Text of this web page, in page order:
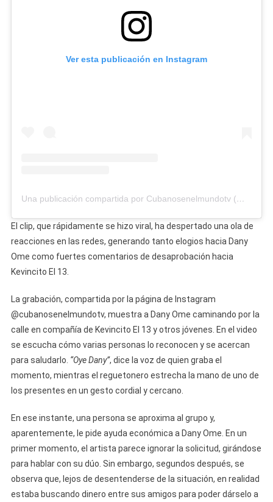
Grabado
Ver esta publicación en Instagram
Una publicación compartida por Cubanosenelmundotv (@cubanosenelmundotv)
El clip, que rápidamente se hizo viral, ha despertado una ola de
reacciones en las redes, generando tanto elogios hacia Dany
Ome como fuertes comentarios de desaprobación hacia
Kevincito El 13.
La grabación, compartida por la página de Instagram
@cubanosenelmundotv, muestra a Dany Ome caminando por la
calle en compañía de Kevincito El 13 y otros jóvenes. En el video
se escucha cómo varias personas lo reconocen y se acercan
para saludarlo. “Oye Dany”, dice la voz de quien graba el
momento, mientras el reguetonero estrecha la mano de uno de
los presentes en un gesto cordial y cercano.
En ese instante, una persona se aproxima al grupo y,
aparentemente, le pide ayuda económica a Dany Ome. En un
primer momento, el artista parece ignorar la solicitud, girándose
para hablar con su dúo. Sin embargo, segundos después, se
observa que, lejos de desentenderse de la situación, en realidad
estaba buscando dinero entre sus amigos para poder dárselo a